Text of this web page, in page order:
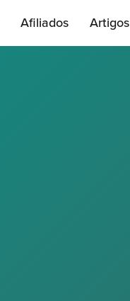
Afiliados Artigos